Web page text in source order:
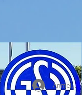
Anmelden